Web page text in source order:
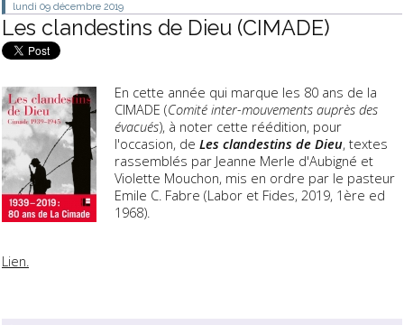
lundi 09 décembre 2019
Les clandestins de Dieu (CIMADE)
En cette année qui marque les 80 ans de la
CIMADE (Comité inter-mouvements auprès des
évacués), à noter cette réédition, pour
l'occasion, deLes clandestins de Dieu, textes
rassemblés par Jeanne Merle d'Aubigné et
Violette Mouchon, mis en ordre par le pasteur
Emile C. Fabre (Labor et Fides, 2019, 1ère ed
1968).
Lien.